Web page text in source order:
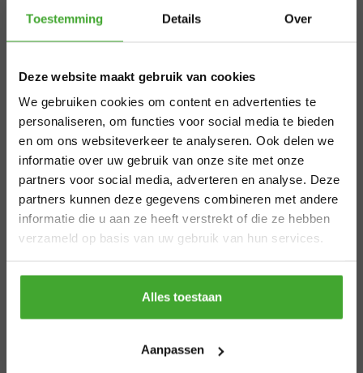
Toestemming Details Over
Deze website maakt gebruik van cookies
We gebruiken cookies om content en advertenties te
personaliseren, om functies voor social media te bieden
en om ons websiteverkeer te analyseren. Ook delen we
informatie over uw gebruik van onze site met onze
partners voor social media, adverteren en analyse. Deze
partners kunnen deze gegevens combineren met andere
informatie die u aan ze heeft verstrekt of die ze hebben
verzameld op basis van uw gebruik van hun services.
Alles toestaan
Aanpassen
Veel traditionele graffiti-spuitbussen bevatten
gezondheid van de kunstenaars, maar ook voor de
in het gebruik van milieuvriendelijke alternatieven. Onze
verf is op waterbasis, vrij van schadelijke
oplosmiddelen en bevat natuurlijke pigmenten. Dit zorgt
ervoor dat kunstenaars hun creativiteit kunnen uiten
zonder de planeet te belasten.
De Strijd tegen Vervuiling
stedelijke gebieden. Ongecontroleerde graffiti op
openbare muren kan voor de gemeente een grote
reinigingsmiddelen die op hun beurt weer schade
×
Aangepaste
levertijden
zomervakantie
Van 29 juli t/m 7 augustus zijn wij gesloten.
Bestel je vóór 28 juli 12.00 uur? Dan
verzenden we nog volgens planning. Bestel
je later, dan kan de levertijd iets langer zijn.
Bedankt voor je begrip en een fijne zomer!